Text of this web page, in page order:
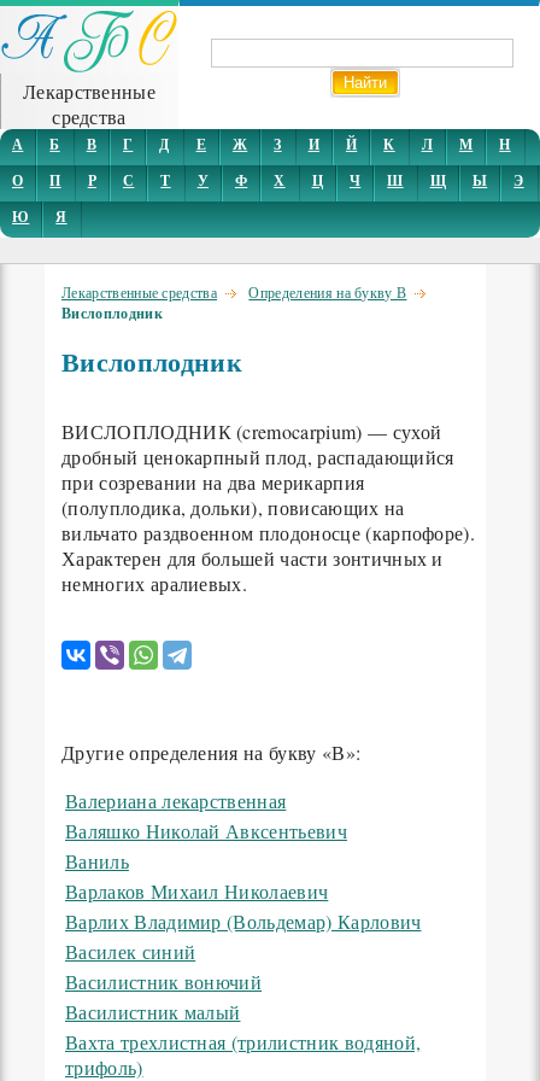
Лекарственные
средства
А Б В Г Д Е Ж З И Й К Л М
Н
О
П Р С Т У Ф Х Ц Ч Ш Щ Ы
Э
Ю
Я
Лекарственные средства Определения на букву В
Вислоплодник
Вислоплодник
ВИСЛОПЛОДНИК (cremocarpium) — сухой
дробный ценокарпный плод, распадающийся
при созревании на два мерикарпия
(полуплодика, дольки), повисающих на
вильчато раздвоенном плодоносце (карпофоре).
Характерен для большей части зонтичных и
немногих аралиевых.
Другие определения на букву «В»:
Валериана лекарственная
Валяшко Николай Авксентьевич
Ваниль
Варлаков Михаил Николаевич
Варлих Владимир (Вольдемар) Карлович
Василек синий
Василистник вонючий
Василистник малый
Вахта трехлистная (трилистник водяной,
трифоль)